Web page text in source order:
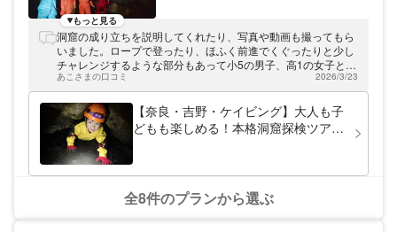
ガイド団体です。この地域ならではの大自然
や暮らしに触れるエコツアーイベントを開催
しております！4歳からのお子さまもご一緒
に楽しめる体験もありますよ。ぜひお気軽に
ご参加ください。
もっと見る
洞窟の成り立ちを説明してくれたり、写真や動画も撮ってもら
いました。ロープで登ったり、ほふく前進でくぐったりと少し
チャレンジするような部分もあって小5の男子、高1の女子とも
にとても楽しめました。
あこさまの口コミ 2026/3/23
【奈良・吉野・ケイビング】大人も子
どもも楽しめる！本格洞窟探検ツアー
全8件のプランから選ぶ